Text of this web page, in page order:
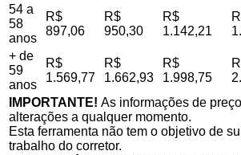
54 a
58
anos
R$
897,06
R$
950,30
R$
1.142,21
+ de
59
anos
R$
1.569,77
R$
1.662,93
R$
1.998,75
IMPORTANTE! As informações de
alterações a qualquer momento.
Esta ferramenta não tem o objetivo de
trabalho do corretor.